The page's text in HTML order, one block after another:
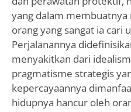
yang dalam
orang yang sangat ia cari
Perjalanannya
menyakitkan dari
pragmatisme strategis
kepercayaannya
hidupnya hancur oleh